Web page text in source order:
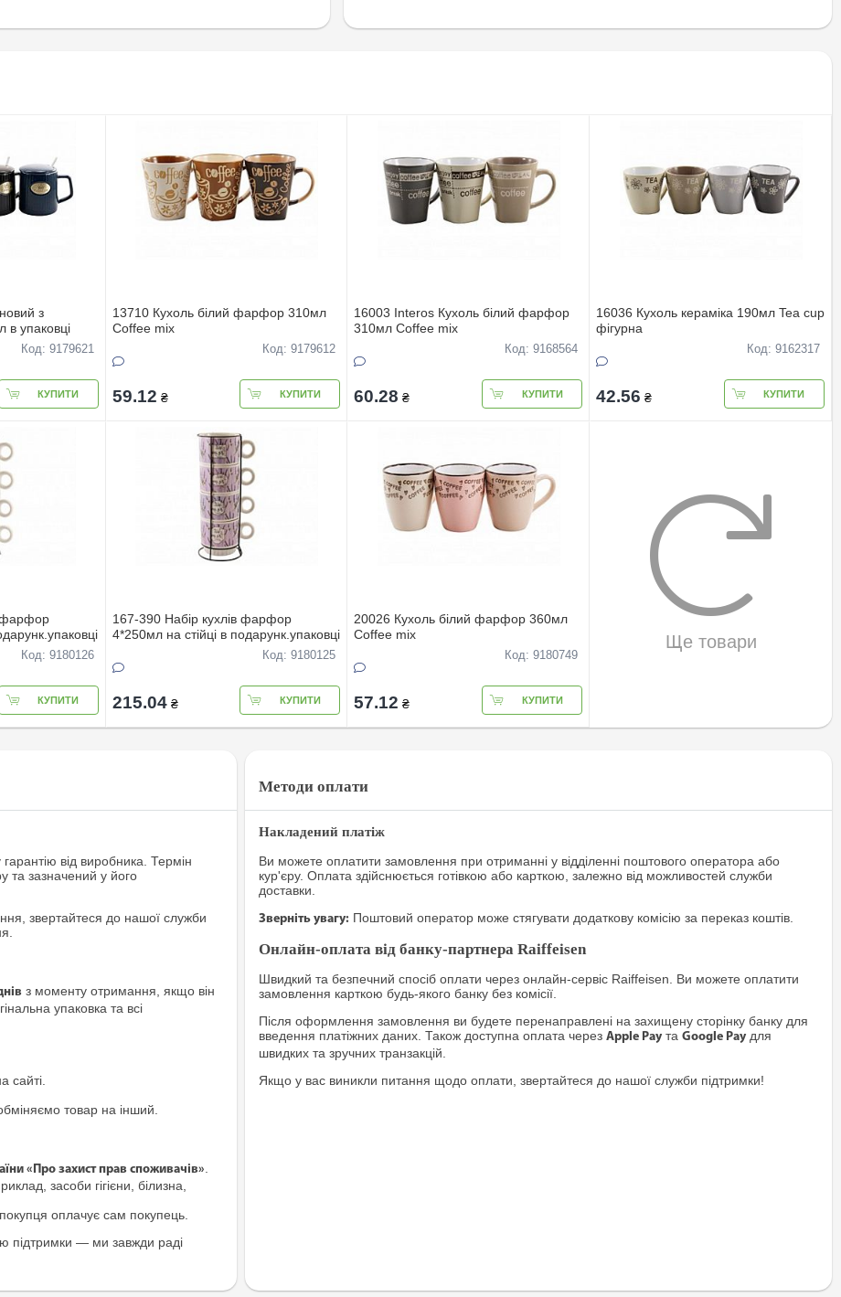
з
в упаковцi
Код: 9179621
КУПИТИ
13710 Кухоль білий фарфор 310мл
Coffee mix
Код: 9179612
59.12 ₴ КУПИТИ
16003 Interos Кухоль білий фарфор
310мл Сoffee mix
Код: 9168564
60.28 ₴ КУПИТИ
16036 Кухоль кераміка 190мл Tea cup
фігурна
Код: 9162317
42.56 ₴ КУПИТИ
фарфор
Код: 9180126
КУПИТИ
167-390 Набiр кухлiв фарфор
4*250мл на стiйцi в подарунк.упаковцi
Код: 9180125
215.04 ₴ КУПИТИ
20026 Кухоль білий фарфор 360мл
Coffee mix
Код: 9180749
57.12 ₴ КУПИТИ
Ще товари
від виробника. Термін
та зазначений у його
звертайтеся до нашої служби
з моменту отримання, якщо він
упаковка та всі
сайті.
товар на інший.
«Про захист прав споживачів»
засоби гігієни, білизна,
оплачує сам покупець.
підтримки — ми завжди раді
Методи оплати
Накладений платіж
Ви можете оплатити замовлення при отриманні у відділенні поштового оператора або
кур'єру. Оплата здійснюється готівкою або карткою, залежно від можливостей служби
доставки.
Зверніть увагу: Поштовий оператор може стягувати додаткову комісію за переказ коштів.
Онлайн-оплата від банку-партнера Raiffeisen
Швидкий та безпечний спосіб оплати через онлайн-сервіс Raiffeisen. Ви можете оплатити
замовлення карткою будь-якого банку без комісії.
Після оформлення замовлення ви будете перенаправлені на захищену сторінку банку для
введення платіжних даних. Також доступна оплата черезApple Pay таGoogle Pay для
швидких та зручних транзакцій.
Якщо у вас виникли питання щодо оплати, звертайтеся до нашої служби підтримки!